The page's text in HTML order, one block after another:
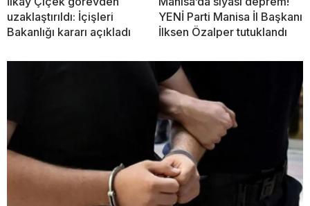
uzaklaştırıldı: İçişleri
Bakanlığı kararı açıkladı
YENİ Parti Manisa İl Başkanı
İlksen Özalper tutuklandı